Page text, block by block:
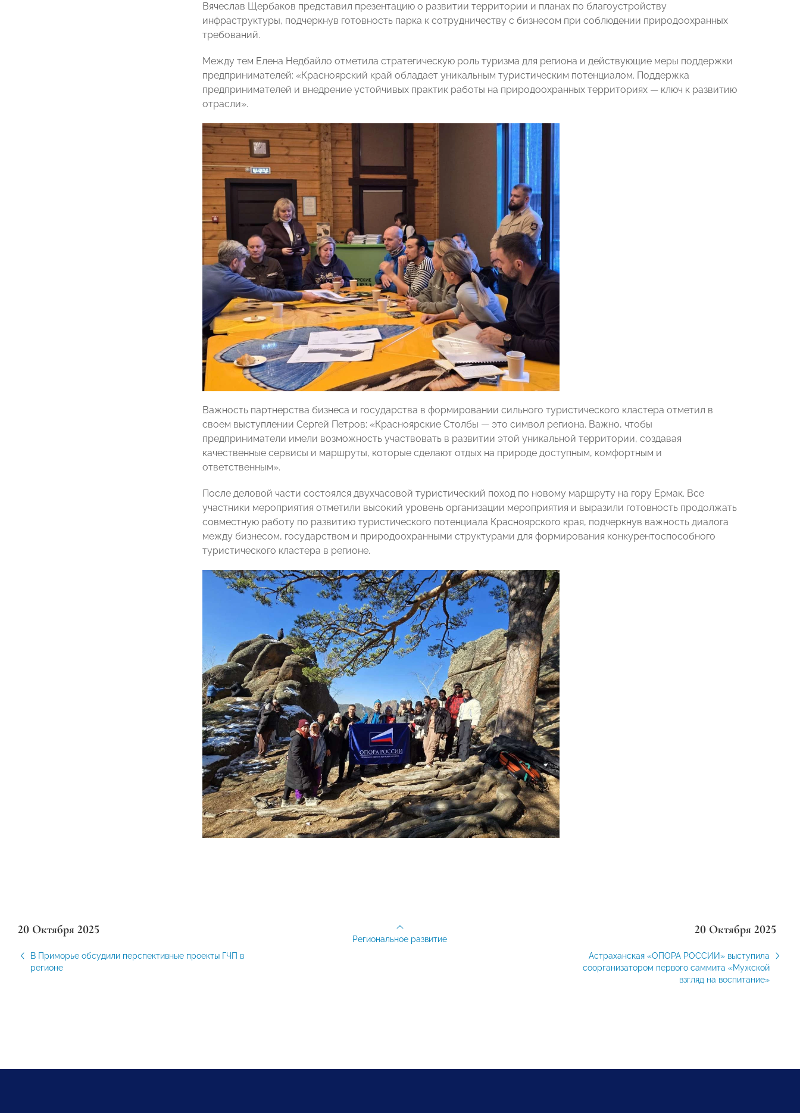
Вячеслав Щербаков представил презентацию о развитии территории и планах по благоустройству
инфраструктуры, подчеркнув готовность парка к сотрудничеству с бизнесом при соблюдении природоохранных
требований.
Между тем Елена Недбайло отметила стратегическую роль туризма для региона и действующие меры поддержки
предпринимателей: «Красноярский край обладает уникальным туристическим потенциалом. Поддержка
предпринимателей и внедрение устойчивых практик работы на природоохранных территориях — ключ к развитию
отрасли».
Важность партнерства бизнеса и государства в формировании сильного туристического кластера отметил в
своем выступлении Сергей Петров: «Красноярские Столбы — это символ региона. Важно, чтобы
предприниматели имели возможность участвовать в развитии этой уникальной территории, создавая
качественные сервисы и маршруты, которые сделают отдых на природе доступным, комфортным и
ответственным».
После деловой части состоялся двухчасовой туристический поход по новому маршруту на гору Ермак. Все
участники мероприятия отметили высокий уровень организации мероприятия и выразили готовность продолжать
совместную работу по развитию туристического потенциала Красноярского края, подчеркнув важность диалога
между бизнесом, государством и природоохранными структурами для формирования конкурентоспособного
туристического кластера в регионе.
20 Октября 2025
В Приморье обсудили перспективные проекты ГЧП в
регионе
20 Октября 2025
Астраханская «ОПОРА РОССИИ» выступила
соорганизатором первого саммита «Мужской
взгляд на воспитание»
Региональное развитие